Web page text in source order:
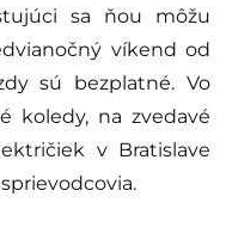
sa ňou môžu
víkend od
sú bezplatné. Vo
koledy, na zvedavé
v Bratislave